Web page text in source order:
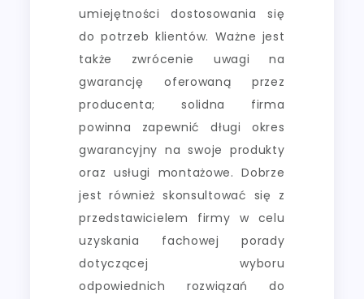
umiejętności dostosowania się
do potrzeb klientów. Ważne jest
także zwrócenie uwagi na
gwarancję oferowaną przez
producenta; solidna firma
powinna zapewnić długi okres
gwarancyjny na swoje produkty
oraz usługi montażowe. Dobrze
jest również skonsultować się z
przedstawicielem firmy w celu
uzyskania fachowej porady
dotyczącej wyboru
odpowiednich rozwiązań do